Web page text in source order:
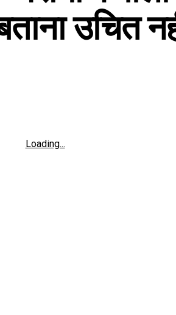
उचित
Loading...